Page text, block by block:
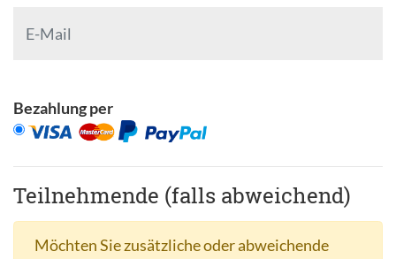
Bezahlung per
Teilnehmende (falls abweichend)
Möchten Sie zusätzliche oder abweichende